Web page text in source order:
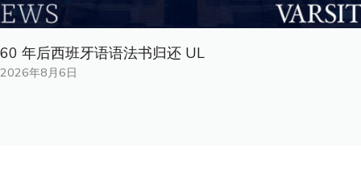
60 年后西班牙语语法书归还 UL
2026年8月6日